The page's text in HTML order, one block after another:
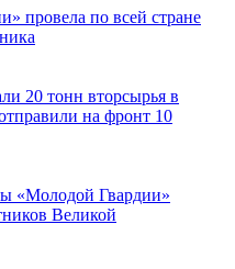
провела по всей стране
20 тонн вторсырья в
на фронт 10
«Молодой Гвардии»
Великой